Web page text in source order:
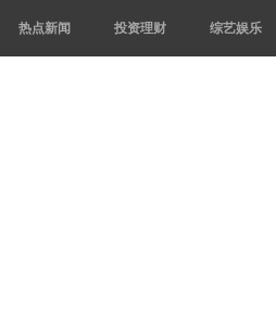
热点新闻 投资理财 综艺娱乐